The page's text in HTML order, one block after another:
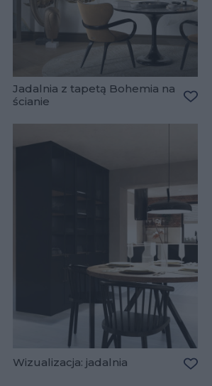
Jadalnia z tapetą Bohemia na
ścianie
Wizualizacja: jadalnia